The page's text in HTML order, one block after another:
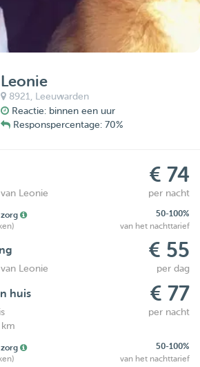
Leonie
8921, Leeuwarden
Reactie: binnen een uur
Responspercentage: 70%
€ 74
Leonie per nacht
50-100%
van het nachttarief
€ 55
Leonie per dag
huis € 77
per nacht
50-100%
van het nachttarief